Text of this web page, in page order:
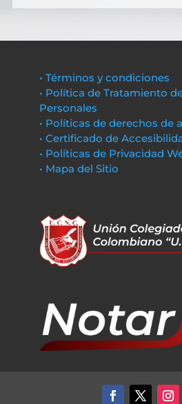
• Términos y condiciones
• Política de Tratamiento
Personales
• Políticas de derechos de
• Certificado de
• Políticas de Privacidad
• Mapa del Sitio